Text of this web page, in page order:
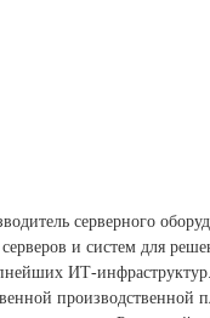
серверного
и систем для
ИТ-инфраструктур.
производственной